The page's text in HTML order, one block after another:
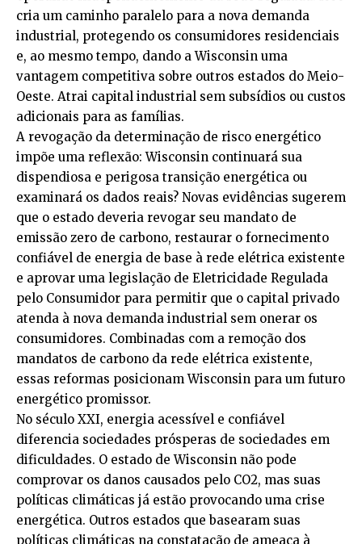
cria um caminho paralelo para a nova demanda
industrial, protegendo os consumidores residenciais
e, ao mesmo tempo, dando a Wisconsin uma
vantagem competitiva sobre outros estados do Meio-
Oeste. Atrai capital industrial sem subsídios ou custos
adicionais para as famílias.
A revogação da determinação de risco energético
impõe uma reflexão: Wisconsin continuará sua
dispendiosa e perigosa transição energética ou
examinará os dados reais? Novas evidências sugerem
que o estado deveria revogar seu mandato de
emissão zero de carbono, restaurar o fornecimento
confiável de energia de base à rede elétrica existente
e aprovar uma legislação de Eletricidade Regulada
pelo Consumidor para permitir que o capital privado
atenda à nova demanda industrial sem onerar os
consumidores. Combinadas com a remoção dos
mandatos de carbono da rede elétrica existente,
essas reformas posicionam Wisconsin para um futuro
energético promissor.
No século XXI, energia acessível e confiável
diferencia sociedades prósperas de sociedades em
dificuldades. O estado de Wisconsin não pode
comprovar os danos causados pelo CO2, mas suas
políticas climáticas já estão provocando uma crise
energética. Outros estados que basearam suas
políticas climáticas na constatação de ameaça à